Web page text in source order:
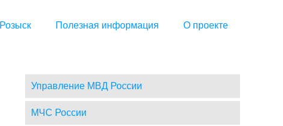
Розыск Полезная информация О проекте
Управление МВД России
МЧС России